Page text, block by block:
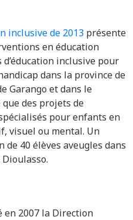
inclusive de 2013 présente
en éducation
inclusive pour
dans la province de
Garango et dans le
que des projets de
pour enfants en
visuel ou mental. Un
40 élèves aveugles dans
en 2007 la Direction